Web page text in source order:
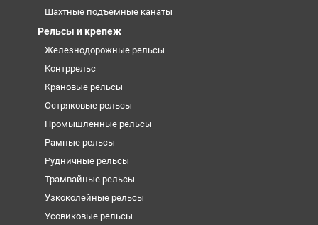
Шахтные подъемные канаты
Рельсы и крепеж
Железнодорожные рельсы
Контррельс
Крановые рельсы
Остряковые рельсы
Промышленные рельсы
Рамные рельсы
Рудничные рельсы
Трамвайные рельсы
Узкоколейные рельсы
Усовиковые рельсы